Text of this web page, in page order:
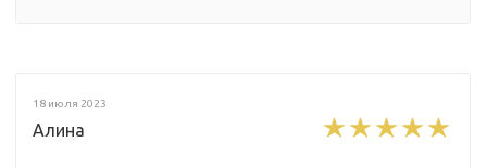
18 июля 2023
Алина